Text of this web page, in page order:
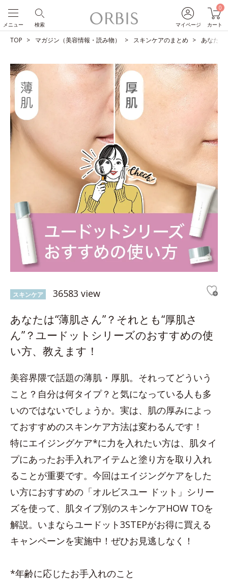
マイページ
0
カート
検索
メニュー
TOP マガジン（美容情報・読み物） スキンケアのまとめ あなたは
スキンケア 36583 view
あなたは“薄肌さん”？それとも“厚肌さ
ん”？ユードットシリーズのおすすめの使
い方、教えます！
美容界隈で話題の薄肌・厚肌。それってどういう
こと？自分は何タイプ？と気になっている人も多
いのではないでしょうか。実は、肌の厚みによっ
ておすすめのスキンケア方法は変わるんです！
特にエイジングケア*に力を入れたい方は、肌タイ
プにあったお手入れアイテムと塗り方を取り入れ
ることが重要です。今回はエイジングケアをした
い方におすすめの「オルビスユー ドット」シリー
ズを使って、肌タイプ別のスキンケアHOW TOを
解説。いまならユードット3STEPがお得に買える
キャンペーンを実施中！ぜひお見逃しなく！
*年齢に応じたお手入れのこと